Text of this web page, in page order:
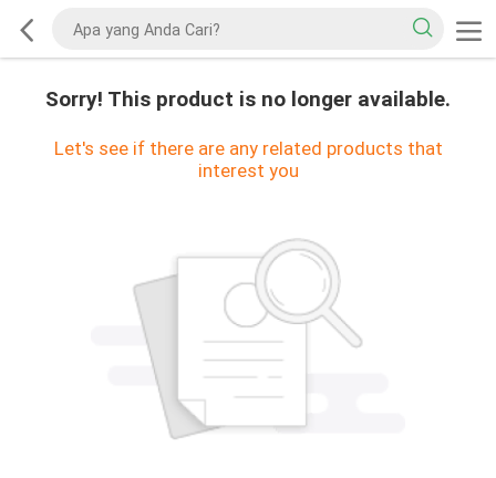
Sorry! This product is no longer available.
Let's see if there are any related products that
interest you